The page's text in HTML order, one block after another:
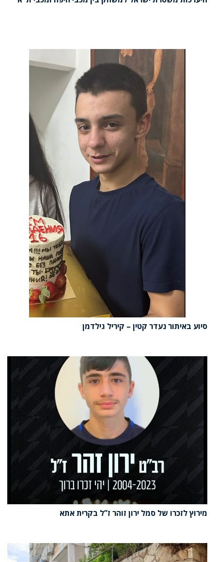
סיוע באיתור נעדר קטין – קיריל גילדמן
מירוץ לזכרו של סמל ירון זוהר ז”ל בקרית אתא